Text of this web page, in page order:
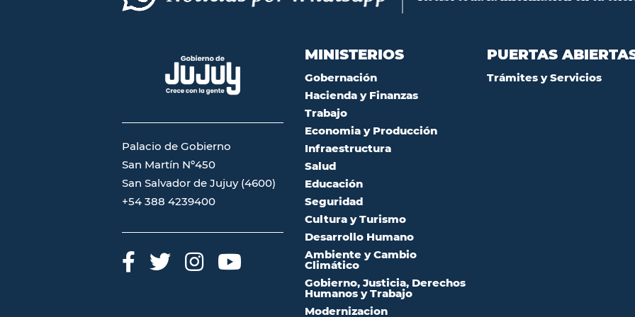
Palacio de Gobierno
San Martín Nº450
San Salvador de Jujuy (4600)
+54 388 4239400
MINISTERIOS
Gobernación
Hacienda y Finanzas
Trabajo
Economia y Producción
Infraestructura
Salud
Educación
Seguridad
Cultura y Turismo
Desarrollo Humano
Ambiente y Cambio
Climático
Gobierno, Justicia, Derechos
Humanos y Trabajo
Modernizacion
PUERTAS
Trámites y Servicios